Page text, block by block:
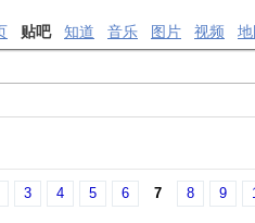
贴吧 知道 音乐 图片 视频
3 4 5 6 7 8 9